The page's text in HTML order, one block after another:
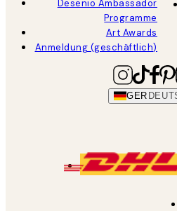
Desenio Ambassador
Programme
Art Awards
Anmeldung (geschäftlich)
GER